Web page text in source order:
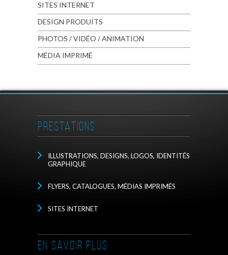
SITES INTERNET
DESIGN PRODUITS
PHOTOS / VIDÉO / ANIMATION
MÉDIA IMPRIMÉ
PRESTATIONS
ILLUSTRATIONS, DESIGNS, LOGOS, IDENTITÉS
GRAPHIQUE
FLYERS, CATALOGUES, MÉDIAS IMPRIMÉS
SITES INTERNET
EN SAVOIR PLUS